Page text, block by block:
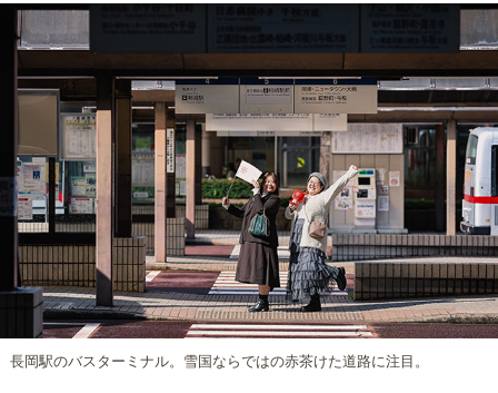
長岡駅のバスターミナル。雪国ならではの赤茶けた道路に注目。